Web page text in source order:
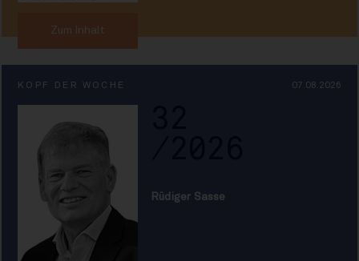
Zum Inhalt
KOPF DER WOCHE 07.08.2026
Rüdiger Sasse